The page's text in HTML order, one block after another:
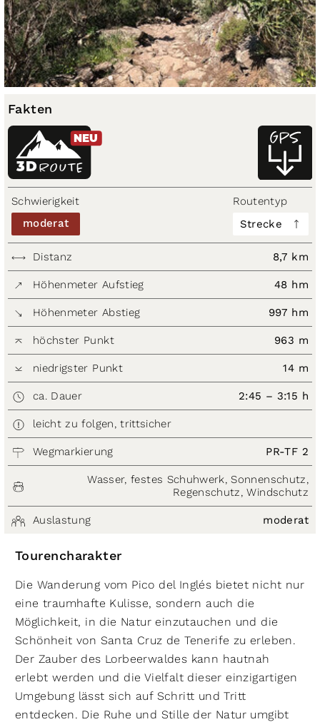
Fakten
ROUTE
3D
NEU
Schwierigkeit
moderat
Routentyp
Strecke
Distanz 8,7 km
Höhenmeter Aufstieg 48 hm
Höhenmeter Abstieg 997 hm
höchster Punkt 963 m
niedrigster Punkt 14 m
ca. Dauer 2:45 – 3:15 h
leicht zu folgen, trittsicher
Wegmarkierung PR-TF 2
Wasser, festes Schuhwerk, Sonnenschutz,
Regenschutz, Windschutz
Auslastung moderat
Tourencharakter
Die Wanderung vom Pico del Inglés bietet nicht nur
eine traumhafte Kulisse, sondern auch die
Möglichkeit, in die Natur einzutauchen und die
Schönheit von Santa Cruz de Tenerife zu erleben.
Der Zauber des Lorbeerwaldes kann hautnah
erlebt werden und die Vielfalt dieser einzigartigen
Umgebung lässt sich auf Schritt und Tritt
entdecken. Die Ruhe und Stille der Natur umgibt